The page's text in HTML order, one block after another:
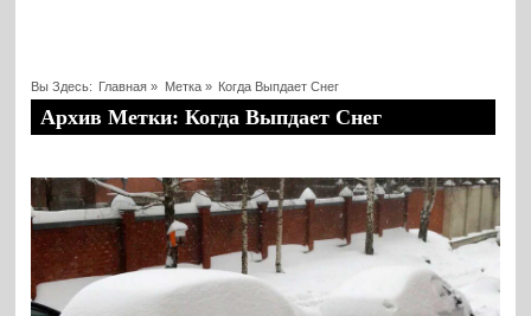
Вы Здесь: Главная » Метка » Когда Выпдает Снег
Архив Метки: Когда Выпдает Снег